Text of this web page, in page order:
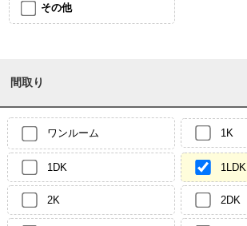
その他
間取り
ワンルーム 1K
1DK 1LDK
2K 2DK